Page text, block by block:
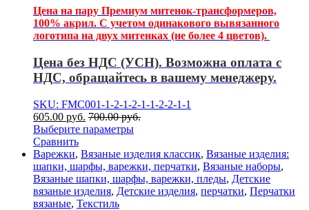
Цена на пару Премиум митенок-трансформеров,
100% акрил. С учетом одинакового вывязанного
логотипа на двух митенках (не более 4 цветов).
Цена без НДС (УСН). Возможна оплата с
НДС, обращайтесь в вашему менеджеру.
SKU: FMC001-1-2-1-2-1-1-2-2-1-1
605.00 руб. 700.00руб.
Выберите параметры
Сравнить
Варежки, Вязаные изделия классик, Вязаные изделия:
шапки, шарфы, варежки, перчатки, Вязаные наборы,
Вязаные шапки, шарфы, варежки, пледы, Детские
вязаные изделия, Детские изделия, перчатки, Перчатки
вязаные, Текстиль